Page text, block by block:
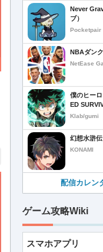
Never
ブ）
Pocketpair
NBAダン
NetEase
僕のヒー
ED
Klab/gumi
幻想水滸
KONAMI
配信カレン
ゲーム攻略Wiki
スマホアプリ